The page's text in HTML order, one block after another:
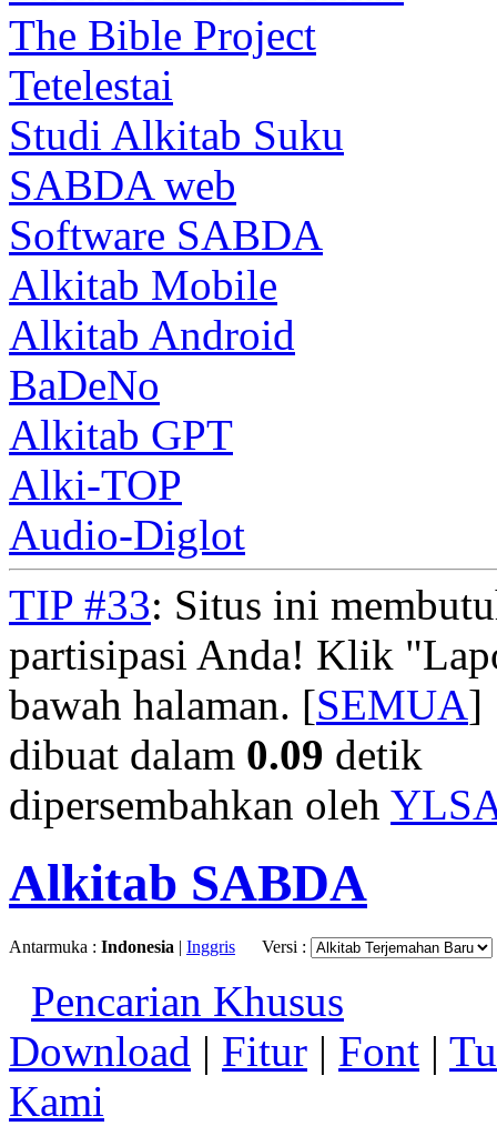
The Bible Project
Tetelestai
Studi Alkitab Suku
SABDA web
Software SABDA
Alkitab Mobile
Alkitab Android
BaDeNo
Alkitab GPT
Alki-TOP
Audio-Diglot
TIP #33: Situs ini
partisipasi Anda! Klik
bawah halaman. [SEMUA]
dibuat dalam 0.09 detik
dipersembahkan oleh
Alkitab SABDA
Antarmuka : Indonesia | Inggris Versi :
Pencarian Khusus
Download | Fitur | Font |
Kami